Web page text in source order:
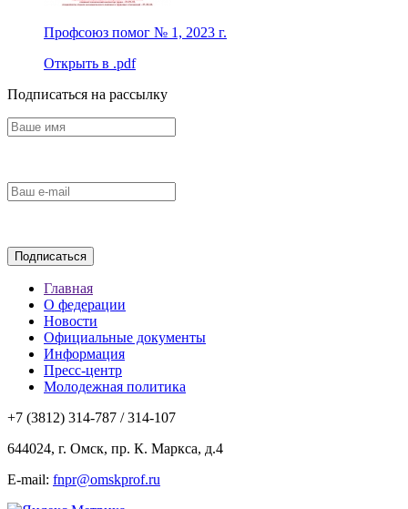
Профсоюз помог № 1, 2023 г.
Открыть в .pdf
Подписаться на рассылку
Главная
О федерации
Новости
Официальные документы
Информация
Пресс-центр
Молодежная политика
+7 (3812) 314-787 / 314-107
644024, г. Омск, пр. К. Маркса, д.4
E-mail: fnpr@omskprof.ru